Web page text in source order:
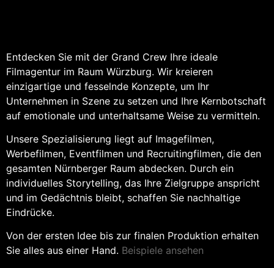
Entdecken Sie mit der Grand Crew Ihre ideale
Filmagentur im Raum Würzburg. Wir kreieren
einzigartige und fesselnde Konzepte, um Ihr
Unternehmen in Szene zu setzen und Ihre Kernbotschaft
auf emotionale und unterhaltsame Weise zu vermitteln.
Unsere Spezialisierung liegt auf Imagefilmen,
Werbefilmen, Eventfilmen und Recruitingfilmen, die den
gesamten Nürnberger Raum abdecken. Durch ein
individuelles Storytelling, das Ihre Zielgruppe anspricht
und im Gedächtnis bleibt, schaffen Sie nachhaltige
Eindrücke.
Von der ersten Idee bis zur finalen Produktion erhalten
Sie alles aus einer Hand. Beispiele ansehen